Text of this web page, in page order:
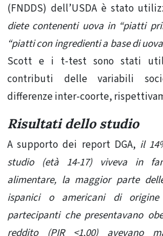
(FNDDS) dell’USDA è stato
diete contenenti uova in “piatti
“piatti con ingredienti a base di
Scott e i t-test sono stati
contributi delle variabili
differenze inter-coorte,
Risultati dello studio
A supporto dei report DGA, il
studio (età 14-17) viveva in
alimentare, la maggior parte
ispanici o americani di
partecipanti che presentavano
reddito (PIR <1,00) avevano